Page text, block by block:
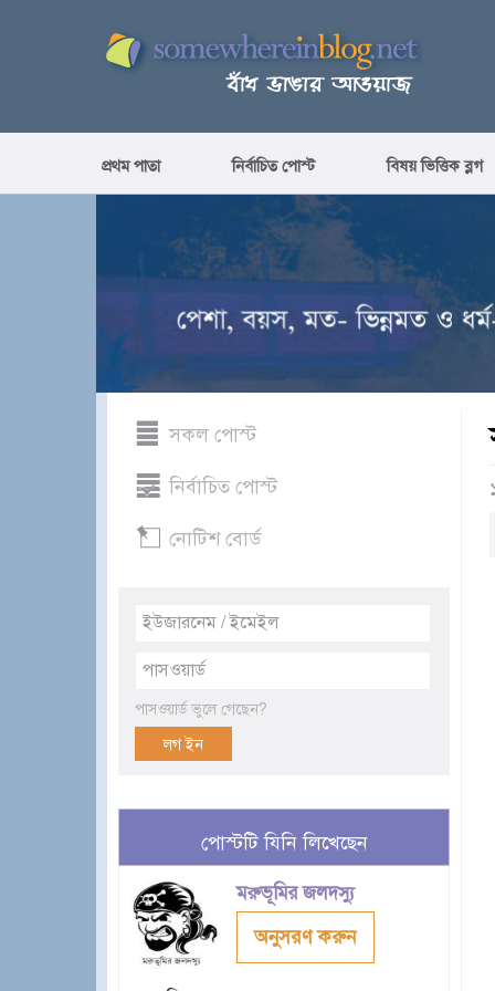
প্রথম পাতা নির্বাচিত পোস্ট বিষয় ভিত্তিক ব্লগ
সকল পোস্ট
নির্বাচিত পোস্ট
নোটিশ বোর্ড
পাসওয়ার্ড ভুলে গেছেন?
পোস্টটি যিনি লিখেছেন
মরুভূমির জলদস্যু
অনুসরণ করুন